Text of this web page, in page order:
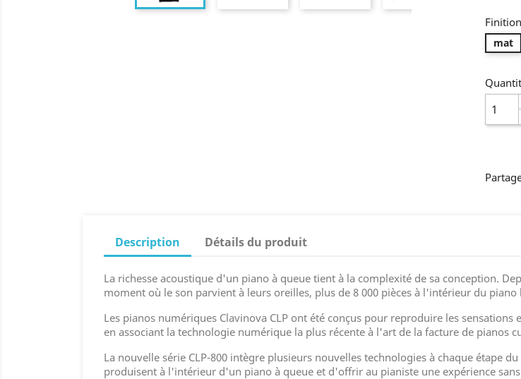
Finition
mat
Description Détails du produit
La richesse acoustique d'un piano à queue tient à la complexité de sa conception.
moment où le son parvient à leurs oreilles, plus de 8 000 pièces à l'intérieur du
Les pianos numériques Clavinova CLP ont été conçus pour reproduire les
en associant la technologie numérique la plus récente à l'art de la facture de pianos
La nouvelle série CLP-800 intègre plusieurs nouvelles technologies à chaque étape
produisent à l'intérieur d'un piano à queue et d'offrir au pianiste une expérience